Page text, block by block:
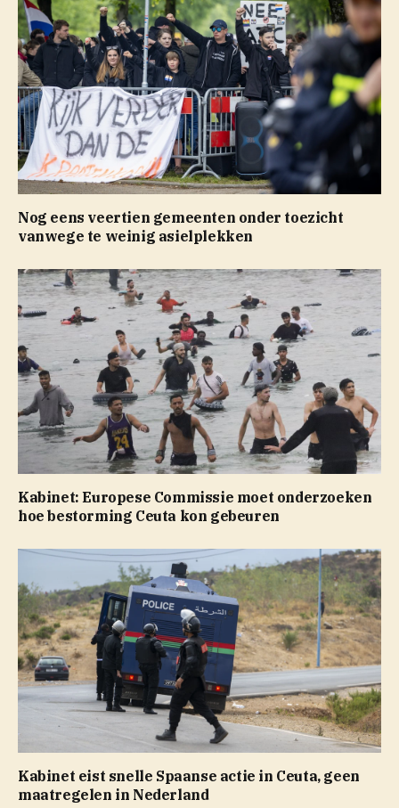
Nog eens veertien gemeenten onder toezicht
vanwege te weinig asielplekken
Kabinet: Europese Commissie moet onderzoeken
hoe bestorming Ceuta kon gebeuren
Kabinet eist snelle Spaanse actie in Ceuta, geen
maatregelen in Nederland